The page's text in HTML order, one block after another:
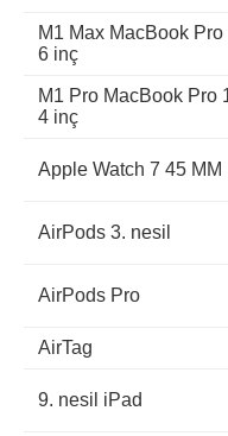
M1 Max MacBook Pro
6 inç
M1 Pro MacBook Pro
4 inç
Apple Watch 7 45 MM
AirPods 3. nesil
AirPods Pro
AirTag
9. nesil iPad